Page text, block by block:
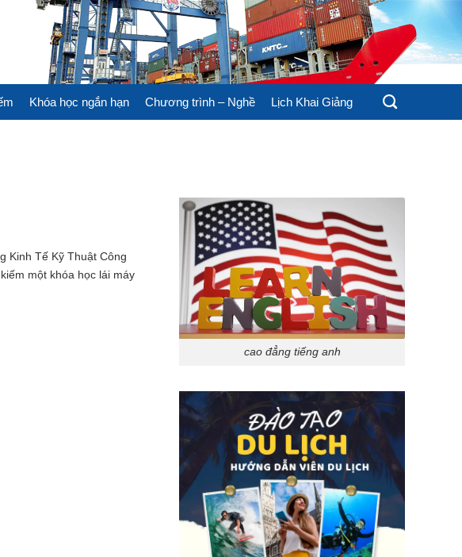
Khóa học ngắn hạn Chương trình – Nghề Lịch Khai Giảng
Kinh Tế Kỹ Thuật Công
một khóa học lái máy
cao đẳng tiếng anh